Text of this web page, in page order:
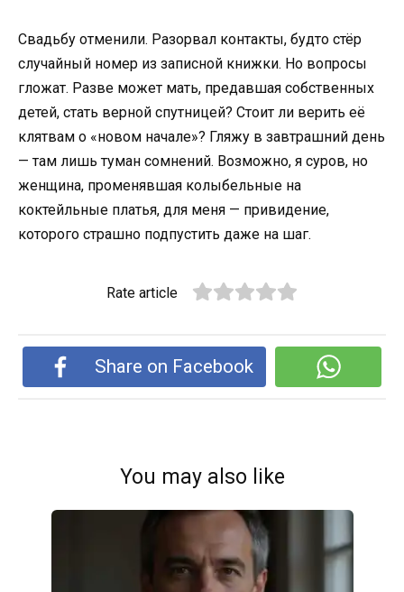
Свадьбу отменили. Разорвал контакты, будто стёр
случайный номер из записной книжки. Но вопросы
гложат. Разве может мать, предавшая собственных
детей, стать верной спутницей? Стоит ли верить её
клятвам о «новом начале»? Гляжу в завтрашний день
— там лишь туман сомнений. Возможно, я суров, но
женщина, променявшая колыбельные на
коктейльные платья, для меня — привидение,
которого страшно подпустить даже на шаг.
Rate article
Share on Facebook
You may also like